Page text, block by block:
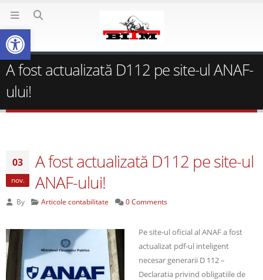
A fost actualizată D112 pe site-ul ANAF-
ului!
03
nov.
A fost actualizată D112 pe site-ul
ANAF-ului!
By Articole contabilitate 0 Comments
Pe site-ul oficial al ANAF a fost
actualizat pdf-ul inteligent
necesar generarii D 112 –
Declaratia privind obligatiile de
Deschide bara de unelte